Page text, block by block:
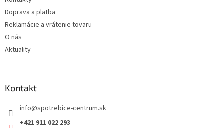
Doprava a platba
Reklamácie a vrátenie tovaru
O nás
Aktuality
Kontakt
info@spotrebice-centrum.sk
+421 911 022 293